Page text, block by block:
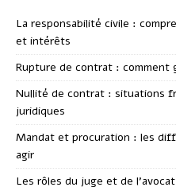
La responsabilité civile :
et intérêts
Rupture de contrat : comment
Nullité de contrat : situations
juridiques
Mandat et procuration : les
agir
Les rôles du juge et de